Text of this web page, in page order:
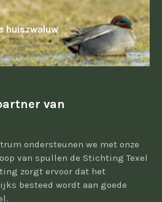
huiszwaluw
van
ondersteunen we met onze
van spullen de Stichting Texel
zorgt ervoor dat het
besteed wordt aan goede